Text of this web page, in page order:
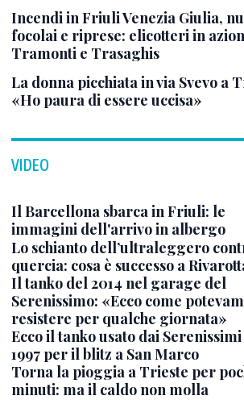
Incendi in Friuli Venezia Giulia,
focolai e riprese: elicotteri in
Tramonti e Trasaghis
La donna picchiata in via Svevo a
«Ho paura di essere uccisa»
VIDEO
Il Barcellona sbarca in Friuli: le
immagini dell'arrivo in albergo
Lo schianto dell’ultraleggero
quercia: cosa è successo a
Il tanko del 2014 nel garage del
Serenissimo: «Ecco come
resistere per qualche giornata»
Ecco il tanko usato dai
1997 per il blitz a San Marco
Torna la pioggia a Trieste per
minuti: ma il caldo non molla